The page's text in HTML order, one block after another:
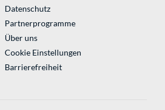
Datenschutz
Partnerprogramme
Über uns
Cookie Einstellungen
Barrierefreiheit